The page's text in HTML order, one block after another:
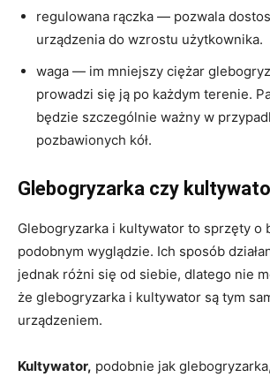
regulowana rączka — pozwala
urządzenia do wzrostu użytkownika.
waga — im mniejszy ciężar
prowadzi się ją po każdym terenie.
będzie szczególnie ważny w
pozbawionych kół.
Glebogryzarka czy
Glebogryzarka i kultywator to sprzęty o
podobnym wyglądzie. Ich sposób
jednak różni się od siebie, dlatego nie
że glebogryzarka i kultywator są tym
urządzeniem.
Kultywator, podobnie jak